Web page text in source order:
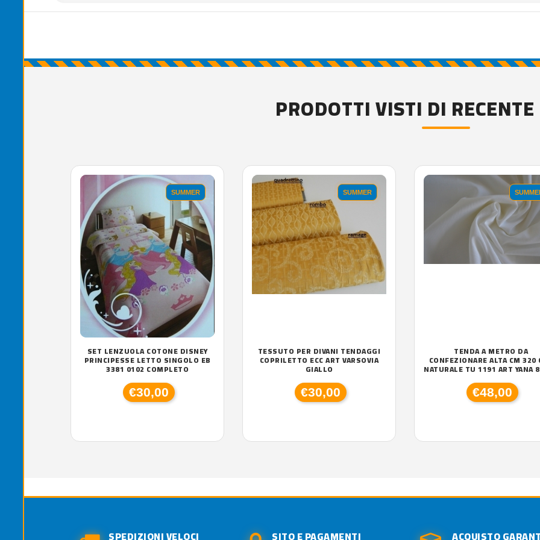
PRODOTTI VISTI DI RECENTE
'.'
SUMMER
SET LENZUOLA COTONE DISNEY
PRINCIPESSE LETTO SINGOLO EB
3381 0102 COMPLETO
€30,00
'.'
SUMMER
TESSUTO PER DIVANI TENDAGGI
COPRILETTO ECC ART VARSOVIA
GIALLO
€30,00
'.'
TENDA A METRO DA
CONFEZIONARE ALTA CM 320
NATURALE TU 1191 ART YANA
€48,00